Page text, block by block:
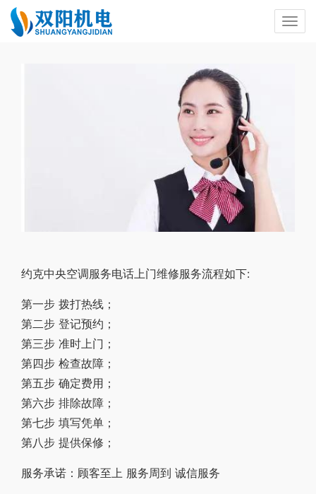
约克中央空调服务电话上门维修服务流程如下:
第一步 拨打热线；
第二步 登记预约；
第三步 准时上门；
第四步 检查故障；
第五步 确定费用；
第六步 排除故障；
第七步 填写凭单；
第八步 提供保修；
服务承诺：顾客至上 服务周到 诚信服务